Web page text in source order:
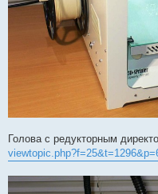
Голова с редукторным